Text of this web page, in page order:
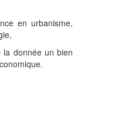
en urbanisme,
la donnée un bien